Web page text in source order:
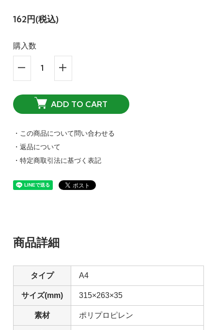
162円(税込)
購入数
ADD TO CART
・この商品について問い合わせる
・返品について
・特定商取引法に基づく表記
商品詳細
タイプ A4
サイズ(mm) 315×263×35
素材 ポリプロピレン